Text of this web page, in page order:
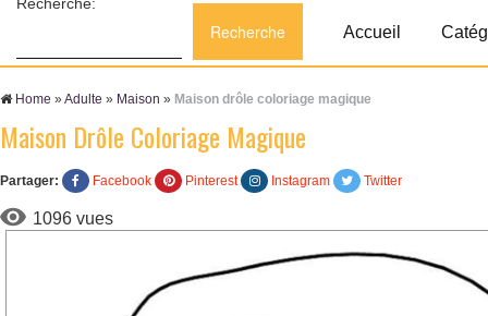
Accueil
Home »Adulte » Maison » Maison drôle coloriage magique
Maison Drôle Coloriage Magique
Partager: Facebook Pinterest Instagram Twitter
1096 vues